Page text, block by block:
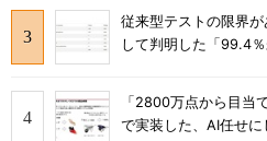
従来型テストの限界
して判明した「99.4
「2800万点から目
で実装した、AI任せ